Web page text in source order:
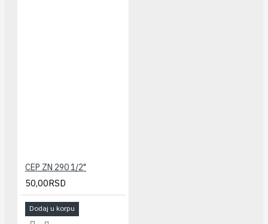
CEP ZN 290 1/2"
50,00RSD
Dodaj u korpu